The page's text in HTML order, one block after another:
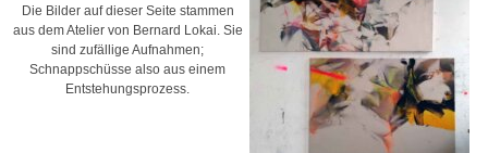
Die Bilder auf dieser Seite stammen
aus dem Atelier von Bernard Lokai. Sie
sind zufällige Aufnahmen;
Schnappschüsse also aus einem
Entstehungsprozess.